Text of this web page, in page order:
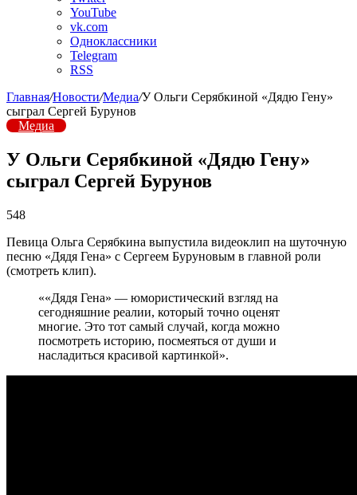
YouTube
vk.com
Одноклассники
Telegram
RSS
Главная/Новости/Медиа/У Ольги Серябкиной «Дядю Гену»
сыграл Сергей Бурунов
Медиа
У Ольги Серябкиной «Дядю Гену»
сыграл Сергей Бурунов
548
Певица Ольга Серябкина выпустила видеоклип на шуточную
песню «Дядя Гена» с Сергеем Буруновым в главной роли
(смотреть клип).
««Дядя Гена» — юмористический взгляд на
сегодняшние реалии, который точно оценят
многие. Это тот самый случай, когда можно
посмотреть историю, посмеяться от души и
насладиться красивой картинкой».